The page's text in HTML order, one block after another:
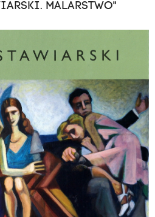
MALARSTWO"